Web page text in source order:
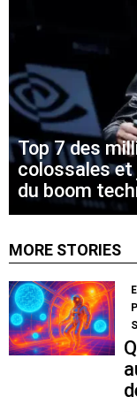
Top 7 des
colossales
du boom
MORE STORIES